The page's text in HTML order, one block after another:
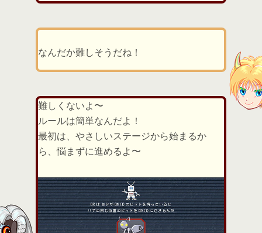
なんだか難しそうだね！
難しくないよ〜
ルールは簡単なんだよ！
最初は、やさしいステージから始まるか
ら、悩まずに進めるよ〜